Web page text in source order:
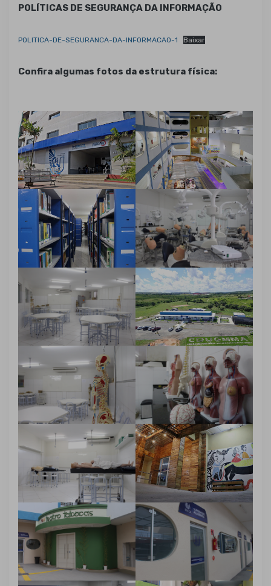
POLÍTICAS DE SEGURANÇA DA INFORMAÇÃO
POLITICA-DE-SEGURANCA-DA-INFORMACAO-1 Baixar
Confira algumas fotos da estrutura física: